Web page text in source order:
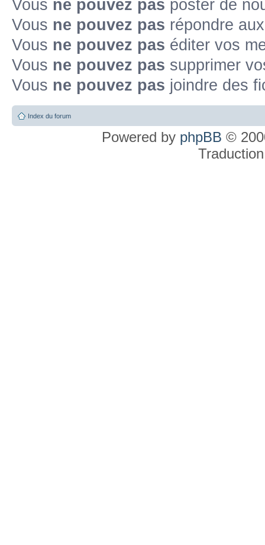
Vous ne pouvez pas poster de
Vous ne pouvez pas répondre
Vous ne pouvez pas éditer vos
Vous ne pouvez pas supprimer
Vous ne pouvez pas joindre des
Index du forum
Powered by phpBB ©